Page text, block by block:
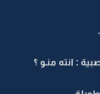
: انته منـو ؟